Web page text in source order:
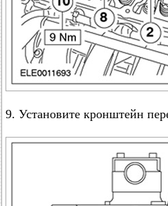
9. Установите кронштейн